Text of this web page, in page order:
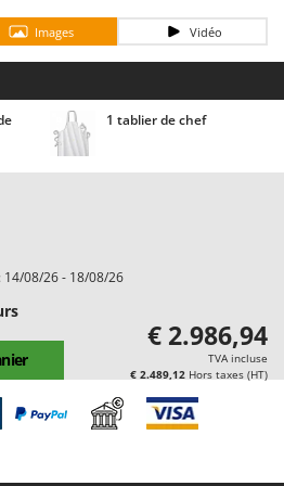
pour polenta
batterie
manuelles
électriques
la récolte des olives et la taille
- Extirpateurs
Images Vidéo
1 tablier de chef
08/26 - 18/08/26
€ 2.986,94
TVA incluse
€ 2.489,12 Hors taxes (HT)